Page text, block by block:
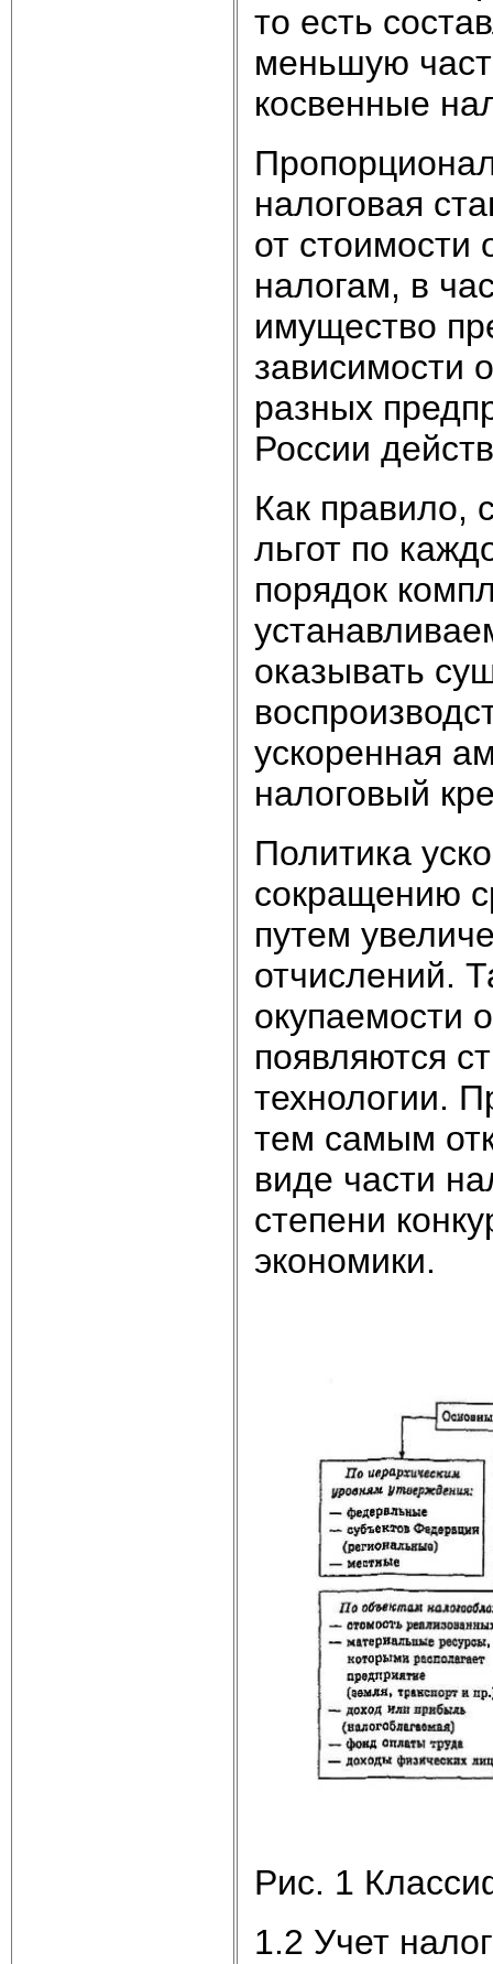
то есть
меньшую
косвенные
налоговая
от стоимости
налогам, в
имущество
зависимости
разных
России
Как правило,
льгот по
порядок
оказывать
ускоренная
налоговый
Политика
сокращению
путем
отчислений.
окупаемости
появляются
технологии.
тем самым
виде части
степени
экономики.
Рис. 1
1.2 Учет